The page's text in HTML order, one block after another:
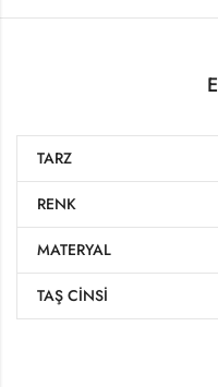
TARZ
RENK
MATERYAL
TAŞ CINSI